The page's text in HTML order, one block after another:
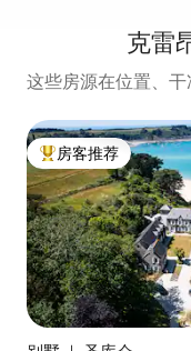
克雷
这些房源在位置、干
热门「房客推荐」
房客推荐